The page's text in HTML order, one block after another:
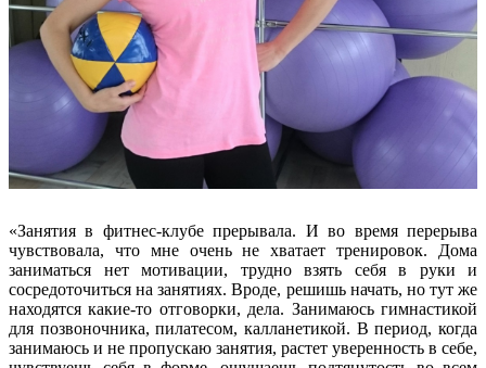
«Занятия в фитнес-клубе прерывала. И во время перерыва
чувствовала, что мне очень не хватает тренировок. Дома
заниматься нет мотивации, трудно взять себя в руки и
сосредоточиться на занятиях. Вроде, решишь начать, но тут же
находятся какие-то отговорки, дела. Занимаюсь гимнастикой
для позвоночника, пилатесом, калланетикой. В период, когда
занимаюсь и не пропускаю занятия, растет уверенность в себе,